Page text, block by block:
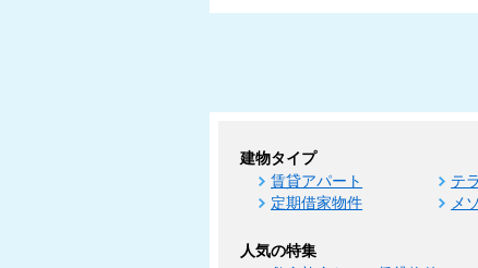
建物タイプ
賃貸アパート テ
定期借家物件
メ
人気の特集